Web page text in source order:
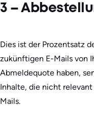
3 –
Dies ist der Prozentsatz
zukünftigen E-Mails von
Abmeldequote haben,
Inhalte, die nicht
Mails.